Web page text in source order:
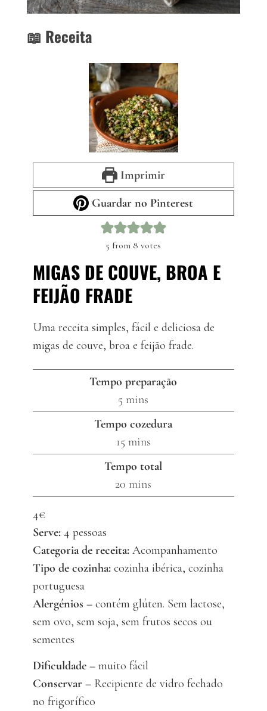
📖 Receita
Imprimir
Guardar no Pinterest
5 from 8 votes
MIGAS DE COUVE, BROA E
FEIJÃO FRADE
Uma receita simples, fácil e deliciosa de
migas de couve, broa e feijão frade.
Tempo preparação
5 minutes
mins
Tempo cozedura
15minutes
mins
Tempo total
20 minutes
mins
4€
Serve: 4 pessoas
Categoria de receita: Acompanhamento
Tipo de cozinha: cozinha ibérica, cozinha
portuguesa
Alergénios – contém glúten. Sem lactose,
sem ovo, sem soja, sem frutos secos ou
sementes
Dificuldade – muito fácil
Conservar – Recipiente de vidro fechado
no frigorífico